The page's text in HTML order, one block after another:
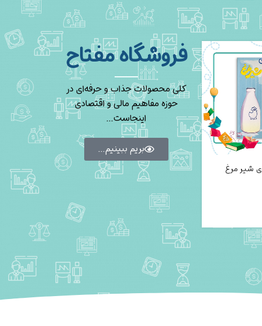
شیر مرغ
بسته آموزشی
اقتصاددان کوچک
629,000
فروشگاه مفتاح
کلی محصولات جذاب و حرفه‌ای در
حوزه مفاهیم مالی و اقتصادی
اینجاست...
بریم ببینیم...